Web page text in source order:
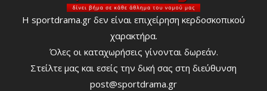
Η sportdrama.gr δεν είναι επιχείρηση κερδοσκοπικού
χαρακτήρα.
Όλες οι καταχωρήσεις γίνονται δωρεάν.
Στείλτε μας και εσείς την δική σας στη διεύθυνση
post@sportdrama.gr